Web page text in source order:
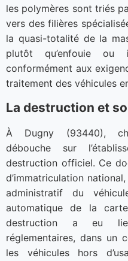
les polymères sont triés
vers des filières
la quasi-totalité de la
plutôt qu’enfouie ou
conformément aux
traitement des véhicules
La destruction et
À Dugny (93440),
débouche sur
destruction officiel. Ce
d’immatriculation
administratif du
automatique de la
destruction a eu
réglementaires, dans un
les véhicules hors